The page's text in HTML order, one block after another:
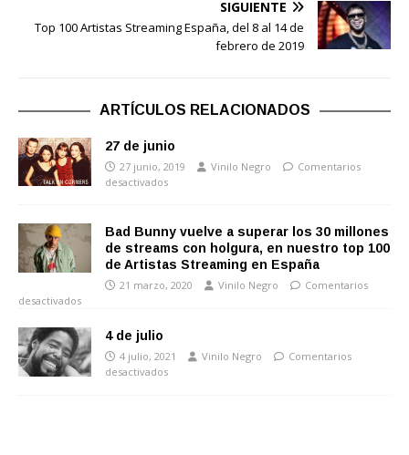
SIGUIENTE
Top 100 Artistas Streaming España, del 8 al 14 de
febrero de 2019
ARTÍCULOS RELACIONADOS
27 de junio
27 junio, 2019 Vinilo Negro
Comentarios
desactivados
Bad Bunny vuelve a superar los 30 millones
de streams con holgura, en nuestro top 100
de Artistas Streaming en España
21 marzo, 2020 Vinilo Negro
Comentarios
desactivados
4 de julio
4 julio, 2021 Vinilo Negro
Comentarios
desactivados